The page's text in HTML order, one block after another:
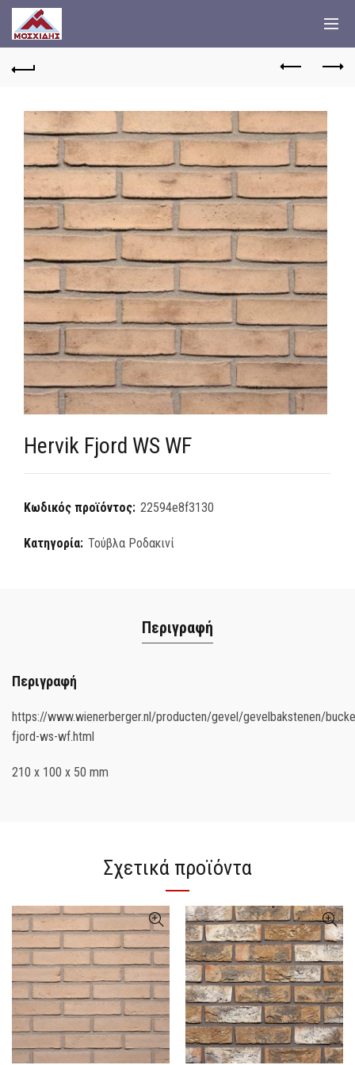
Hervik Fjord WS WF
Κωδικός προϊόντος: 22594e8f3130
Κατηγορία: Τούβλα Ροδακινί
Περιγραφή
Περιγραφή
https://www.wienerberger.nl/producten/gevel/gevelbakstenen/
fjord-ws-wf.html
210 x 100 x 50 mm
Σχετικά προϊόντα